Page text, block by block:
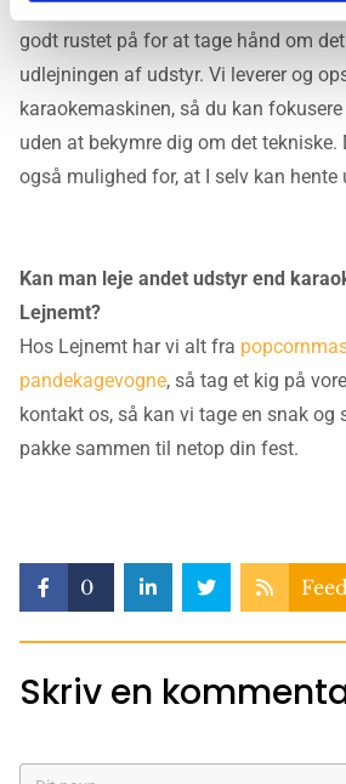
10 års erfaring med at udleje
godt rustet på for at tage hånd om
udlejningen af udstyr. Vi leverer og
karaokemaskinen, så du kan
uden at bekymre dig om det tekniske.
også mulighed for, at I selv kan hente
Kan man leje andet udstyr end
Lejnemt?
Hos Lejnemt har vi alt fra
pandekagevogne, så tag et kig på
kontakt os, så kan vi tage en snak
pakke sammen til netop din fest.
0
Skriv en